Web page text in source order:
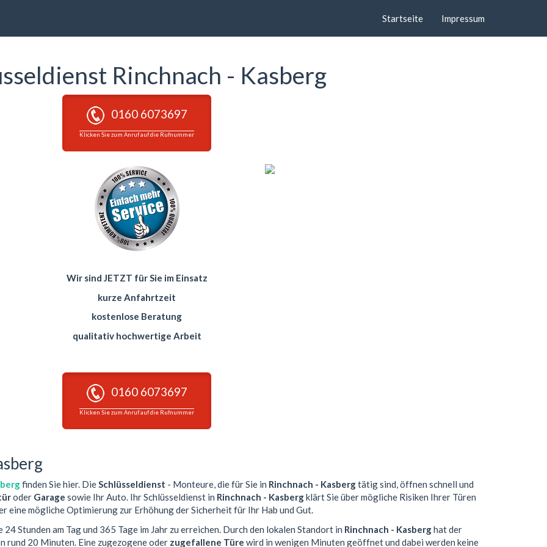
Startseite Impressum
Rinchnach - Kasberg
0160 6073697
Klicken Sie zum Anruf auf die Rufnummer
Wir sind JETZT für Sie im Einsatz
kurze Anfahrtzeit
kostenlose Beratung
qualitativ hochwertige Arbeit
0160 6073697
Klicken Sie zum Anruf auf die Rufnummer
finden Sie hier. DieSchlüsseldienst - Monteure, die für Sie in Rinchnach - Kasbergtätig sind, öffnen schnell und
oder Garage sowie Ihr Auto. Ihr Schlüsseldienst in Rinchnach - Kasbergklärt Sie über mögliche Risiken Ihrer Türen
eine mögliche Optimierung zur Erhöhung der Sicherheit für Ihr Hab und Gut.
Stunden am Tag und 365 Tage im Jahr zu erreichen. Durch den lokalen Standort in Rinchnach - Kasberghat der
rund 20 Minuten. Eine zugezogene oder zugefallene Türe wird in wenigen Minuten geöffnet und dabei werden keine